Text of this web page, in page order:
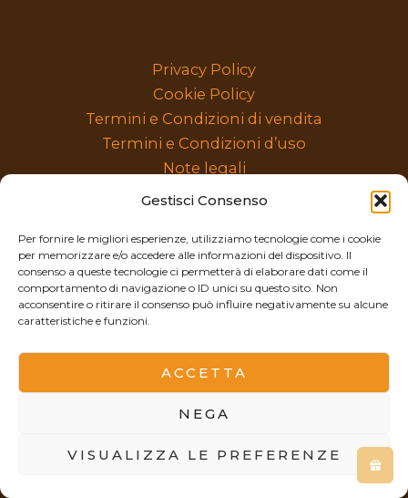
Gestisci Consenso
Per fornire le migliori esperienze, utilizziamo tecnologie come i cookie
per memorizzare e/o accedere alle informazioni del dispositivo. Il
consenso a queste tecnologie ci permetterà di elaborare dati come il
comportamento di navigazione o ID unici su questo sito. Non
acconsentire o ritirare il consenso può influire negativamente su alcune
caratteristiche e funzioni.
ACCETTA
NEGA
VISUALIZZA LE PREFERENZE
Privacy Policy
Cookie Policy
Termini e Condizioni di vendita
Termini e Condizioni d’uso
Note legali
categorie prodotti
Seleziona
una
categoria
© 2026 Confine Jewels – Alessia Corrao – P.IVA
13081620018
Tutti i diritti riservati